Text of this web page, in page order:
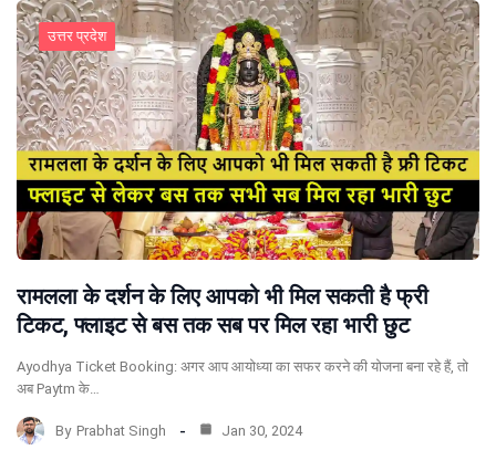
उत्तर प्रदेश
रामलला के दर्शन के लिए आपको भी मिल सकती है फ्री
टिकट, फ्लाइट से बस तक सब पर मिल रहा भारी छुट
Ayodhya Ticket Booking: अगर आप आयोध्या का सफर करने की योजना बना रहे हैं, तो
अब Paytm के…
By Prabhat Singh Jan 30, 2024